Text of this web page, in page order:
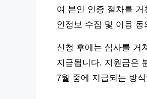
여 본인 인증 절차를
인정보 수집 및 이용
신청 후에는 심사를 거
지급됩니다. 지원금은
7월 중에 지급되는 방